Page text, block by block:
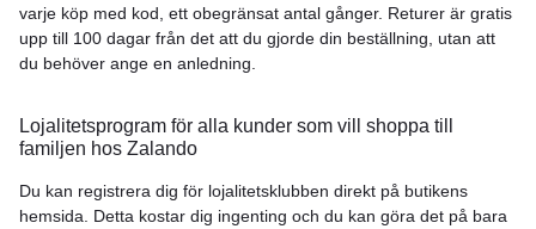
varje köp med kod, ett obegränsat antal gånger. Returer är gratis
upp till 100 dagar från det att du gjorde din beställning, utan att
du behöver ange en anledning.
Lojalitetsprogram för alla kunder som vill shoppa till
familjen hos Zalando
Du kan registrera dig för lojalitetsklubben direkt på butikens
hemsida. Detta kostar dig ingenting och du kan göra det på bara